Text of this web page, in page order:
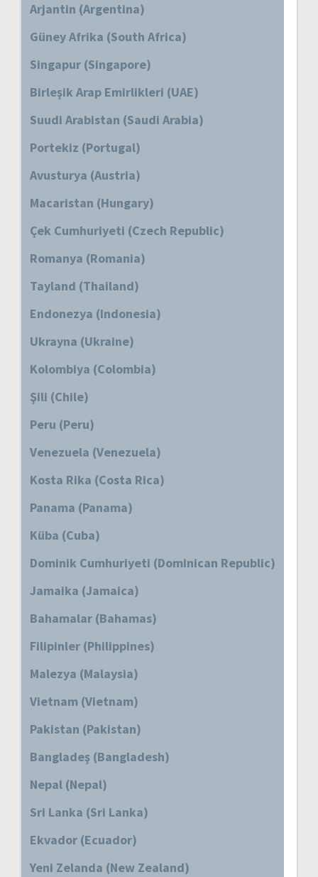
Arjantin (Argentina)
Güney Afrika (South Africa)
Singapur (Singapore)
Birleşik Arap Emirlikleri (UAE)
Suudi Arabistan (Saudi Arabia)
Portekiz (Portugal)
Avusturya (Austria)
Macaristan (Hungary)
Çek Cumhuriyeti (Czech Republic)
Romanya (Romania)
Tayland (Thailand)
Endonezya (Indonesia)
Ukrayna (Ukraine)
Kolombiya (Colombia)
Şili (Chile)
Peru (Peru)
Venezuela (Venezuela)
Kosta Rika (Costa Rica)
Panama (Panama)
Küba (Cuba)
Dominik Cumhuriyeti (Dominican Republic)
Jamaika (Jamaica)
Bahamalar (Bahamas)
Filipinler (Philippines)
Malezya (Malaysia)
Vietnam (Vietnam)
Pakistan (Pakistan)
Bangladeş (Bangladesh)
Nepal (Nepal)
Sri Lanka (Sri Lanka)
Ekvador (Ecuador)
Yeni Zelanda (New Zealand)